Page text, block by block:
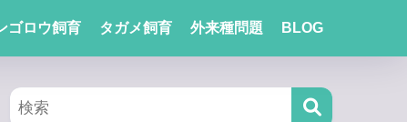
ゴロウ飼育 タガメ飼育 外来種問題 BLOG